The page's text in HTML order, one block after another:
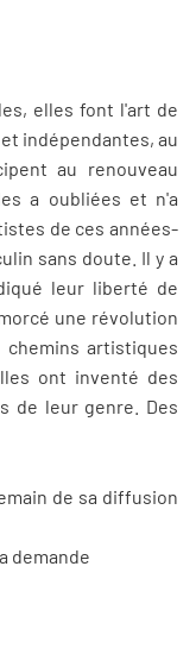
elles font l'art de
indépendantes, au
au renouveau
a oubliées et n'a
de ces années-
sans doute. Il y a
leur liberté de
une révolution
artistiques
ont inventé des
de leur genre. Des
de sa diffusion
demande